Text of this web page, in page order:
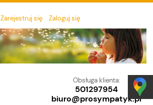
Zarejestruj się Zaloguj się
Obsługa klienta:
501297954
biuro@prosympatyk.pl